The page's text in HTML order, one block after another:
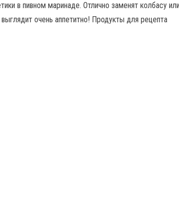
в пивном маринаде. Отлично заменят колбасу или
очень аппетитно! Продукты для рецепта